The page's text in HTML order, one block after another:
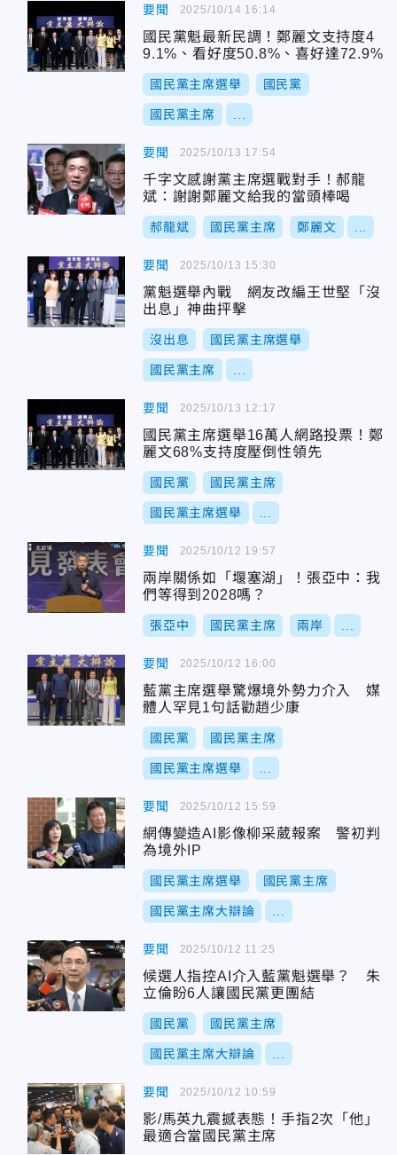
要聞
國民黨魁最新民調！鄭麗文支持度4
9.1%、看好度50.8%、喜好達72.9%
國民黨主席選舉 國民黨
國民黨主席
2025/10/14 16:14
要聞
千字文感謝黨主席選戰對手！郝龍
斌：謝謝鄭麗文給我的當頭棒喝
郝龍斌 國民黨主席 鄭麗文
2025/10/13 17:54
要聞
黨魁選舉內戰 網友改編王世堅「沒
出息」神曲抨擊
沒出息 國民黨主席選舉
國民黨主席
2025/10/13 15:30
要聞
國民黨主席選舉16萬人網路投票！鄭
麗文68%支持度壓倒性領先
國民黨 國民黨主席
國民黨主席選舉
2025/10/13 12:17
要聞
兩岸關係如「堰塞湖」！張亞中：我
們等得到2028嗎？
張亞中 國民黨主席 兩岸
2025/10/12 19:57
要聞
藍黨主席選舉驚爆境外勢力介入 媒
體人罕見1句話勸趙少康
國民黨 國民黨主席
國民黨主席選舉
2025/10/12 16:00
要聞
網傳變造AI影像柳采葳報案 警初判
為境外IP
國民黨主席選舉 國民黨主席
國民黨主席大辯論
2025/10/12 15:59
要聞
候選人指控AI介入藍黨魁選舉？ 朱
立倫盼6人讓國民黨更團結
國民黨 國民黨主席
國民黨主席大辯論
2025/10/12 11:25
要聞
影/馬英九震撼表態！手指2次「他」
最適合當國民黨主席
2025/10/12 10:59